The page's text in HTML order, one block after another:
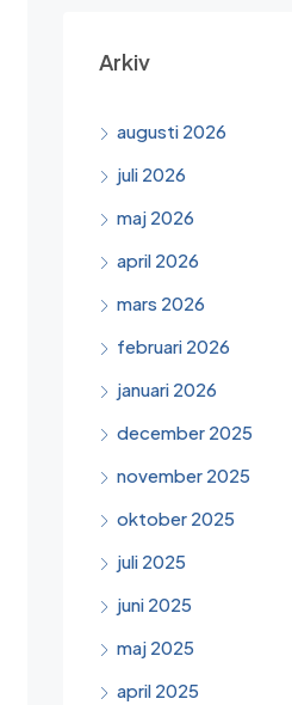
Arkiv
augusti 2026
juli 2026
maj 2026
april 2026
mars 2026
februari 2026
januari 2026
december 2025
november 2025
oktober 2025
juli 2025
juni 2025
maj 2025
april 2025